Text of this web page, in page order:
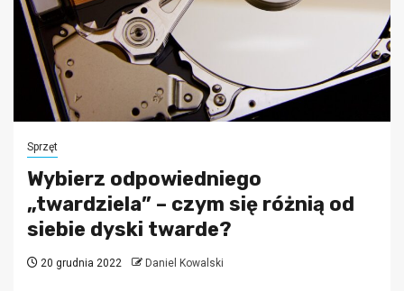
Sprzęt
Wybierz odpowiedniego
„twardziela” – czym się różnią od
siebie dyski twarde?
20 grudnia 2022 Daniel Kowalski